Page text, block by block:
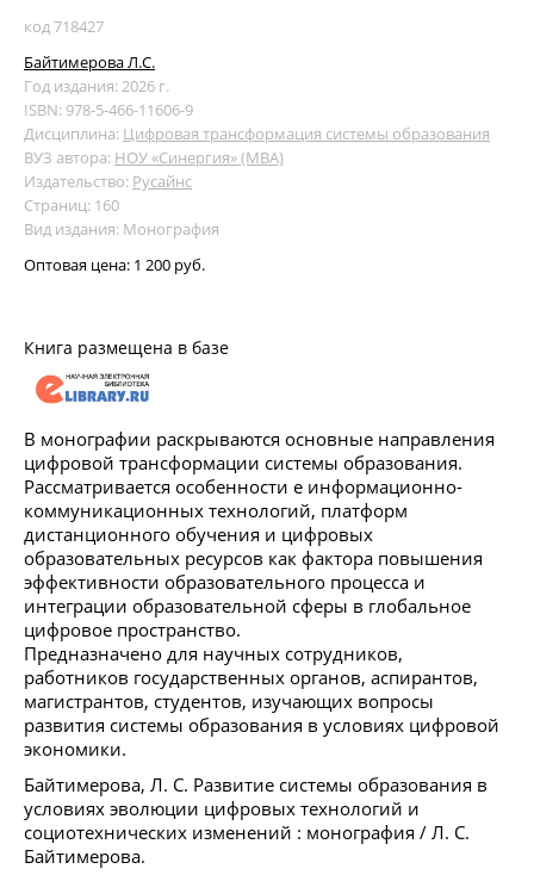
код 718427
Байтимерова Л.С.
Год издания: 2026 г.
ISBN: 978-5-466-11606-9
Дисциплина: Цифровая трансформация системы образования
ВУЗ автора: НОУ «Синергия» (МВА)
Издательство: Русайнс
Страниц: 160
Вид издания: Монография
Оптовая цена: 1 200 руб.
Книга размещена в базе
В монографии раскрываются основные направления
цифровой трансформации системы образования.
Рассматривается особенности е информационно-
коммуникационных технологий, платформ
дистанционного обучения и цифровых
образовательных ресурсов как фактора повышения
эффективности образовательного процесса и
интеграции образовательной сферы в глобальное
цифровое пространство.
Предназначено для научных сотрудников,
работников государственных органов, аспирантов,
магистрантов, студентов, изучающих вопросы
развития системы образования в условиях цифровой
экономики.
Байтимерова, Л. С. Развитие системы образования в
условиях эволюции цифровых технологий и
социотехнических изменений : монография / Л. С.
Байтимерова.